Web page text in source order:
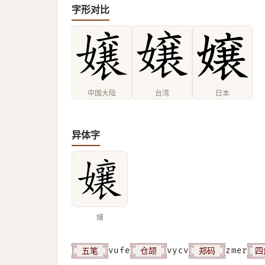
字形对比
中国大陆 台湾 日本
异体字
孃
五笔 vufe 仓颉 vycv 郑码 zmer